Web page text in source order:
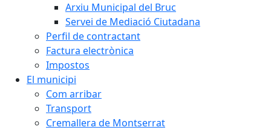
Arxiu Municipal del Bruc
Servei de Mediació Ciutadana
Perfil de contractant
Factura electrònica
Impostos
El municipi
Com arribar
Transport
Cremallera de Montserrat